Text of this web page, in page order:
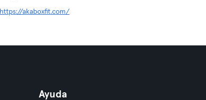
https://akaboxfit.com/
Ayuda